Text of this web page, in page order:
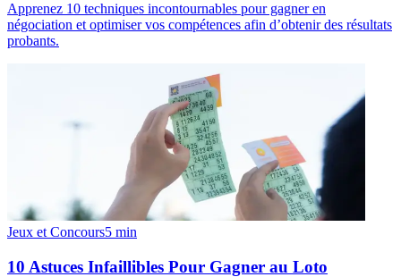
Apprenez 10 techniques incontournables pour gagner en
négociation et optimiser vos compétences afin d’obtenir des résultats
probants.
Jeux et Concours5 min
10 Astuces Infaillibles Pour Gagner au Loto